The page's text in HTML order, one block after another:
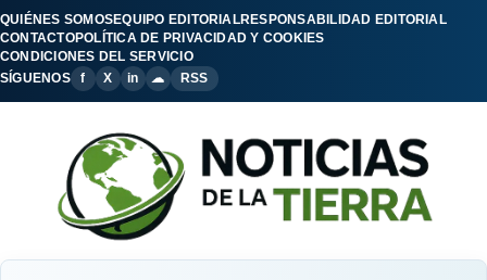
QUIÉNES SOMOSEQUIPO EDITORIALRESPONSABILIDAD EDITORIAL
CONTACTOPOLÍTICA DE PRIVACIDAD Y COOKIES
CONDICIONES DEL SERVICIO
SÍGUENOS
f X in ☁ RSS